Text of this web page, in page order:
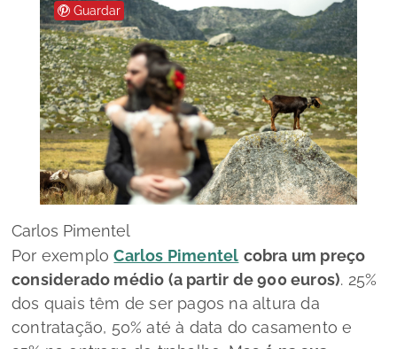
Guardar
Carlos Pimentel
Por exemploCarlos Pimentel cobra um preço
considerado médio (a partir de 900 euros). 25%
dos quais têm de ser pagos na altura da
contratação, 50% até à data do casamento e